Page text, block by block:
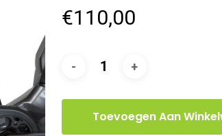
€110,00
Toevoegen Aan